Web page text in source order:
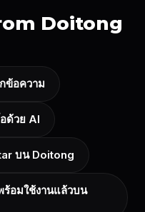
Doitong
ข้อความ
ด้วย AI
บน Doitong
ร้อมใช้งานแล้วบน